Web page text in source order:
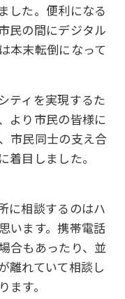
した。便利になる
民の間にデジタル
本末転倒になって
ティを実現するた
より市民の皆様に
市民同士の支え合
着目しました。
に相談するのはハ
います。携帯電話
合もあったり、並
離れていて相談し
す。